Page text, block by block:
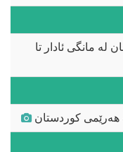
لە مانگی ئادار تا
هەرێمی کوردستان